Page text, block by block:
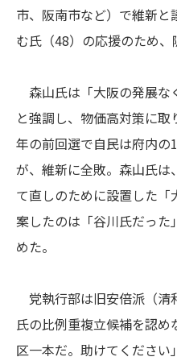
市、阪南市など）で維新と
む氏（48）の応援のため、
森山氏は「大阪の発展な
と強調し、物価高対策に
年の前回選で自民は府内
が、維新に全敗。森山氏
て直しのために設置した
案したのは「谷川氏だっ
めた。
党執行部は旧安倍派（清
氏の比例重複立候補を認
区一本だ。助けてくださ